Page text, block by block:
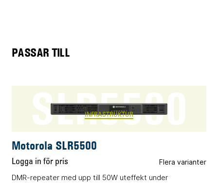
PASSAR TILL
SLR5500
INFRASTRUKTUR
Motorola SLR5500
Logga in för pris Flera varianter
DMR-repeater med upp till 50W uteffekt under